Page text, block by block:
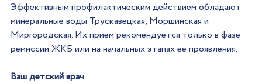
Эффективным профилактическим действием обладают
минеральные воды Трускавецкая, Моршинская и
Миргородская. Их прием рекомендуется только в фазе
ремиссии ЖКБ или на начальных этапах ее проявления.
Ваш детский врач